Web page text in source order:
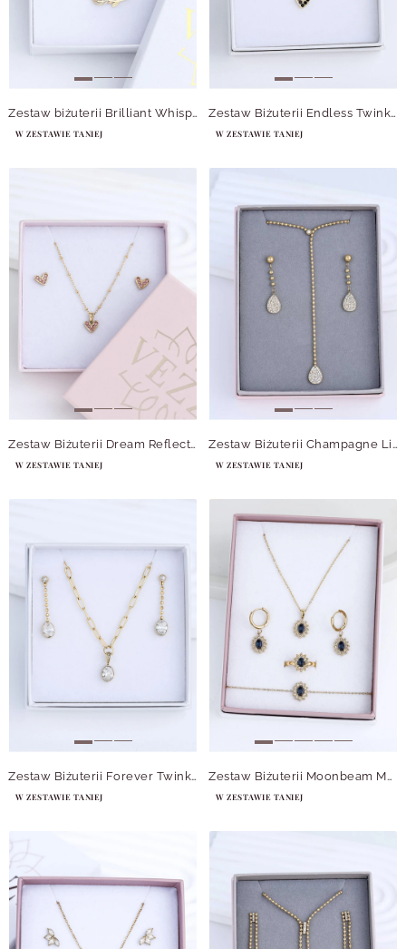
Zestaw biżuterii Brilliant Whisper
W ZESTAWIE TANIEJ
Zestaw Biżuterii Endless Twinkle
W ZESTAWIE TANIEJ
Zestaw Biżuterii Dream Reflection
W ZESTAWIE TANIEJ
Zestaw Biżuterii Champagne Lights
W ZESTAWIE TANIEJ
Zestaw Biżuterii Forever Twinkle
W ZESTAWIE TANIEJ
Zestaw Biżuterii Moonbeam Muse
W ZESTAWIE TANIEJ